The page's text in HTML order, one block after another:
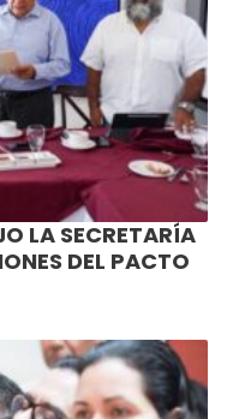
LA SECRETARÍA
DEL PACTO